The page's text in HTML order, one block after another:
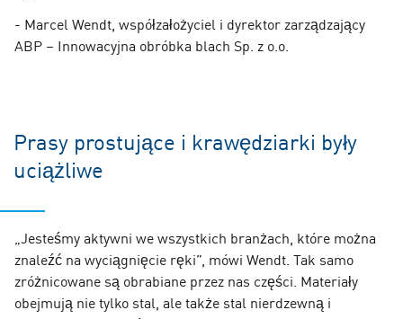
- Marcel Wendt, współzałożyciel i dyrektor zarządzający
ABP – Innowacyjna obróbka blach Sp. z o.o.
Prasy prostujące i krawędziarki były
uciążliwe
„Jesteśmy aktywni we wszystkich branżach, które można
znaleźć na wyciągnięcie ręki”, mówi Wendt. Tak samo
zróżnicowane są obrabiane przez nas części. Materiały
obejmują nie tylko stal, ale także stal nierdzewną i